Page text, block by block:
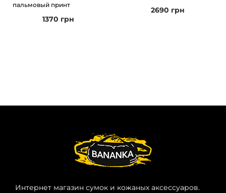
пальмовый принт
1370 грн
2690 грн
Интернет магазин сумок и кожаных аксессуаров.